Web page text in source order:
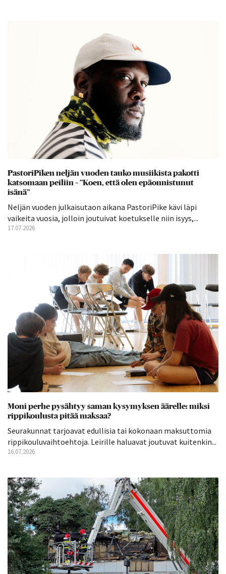
PastoriPiken neljän vuoden tauko musiikista pakotti
katsomaan peiliin – ”Koen, että olen epäonnistunut
isänä”
Neljän vuoden julkaisutaon aikana PastoriPike kävi läpi
vaikeita vuosia, jolloin joutuivat koetukselle niin isyys,...
17.07.2026
Moni perhe pysähtyy saman kysymyksen äärelle: miksi
rippikoulusta pitää maksaa?
Seurakunnat tarjoavat edullisia tai kokonaan maksuttomia
rippikouluvaihtoehtoja. Leirille haluavat joutuvat kuitenkin...
16.07.2026